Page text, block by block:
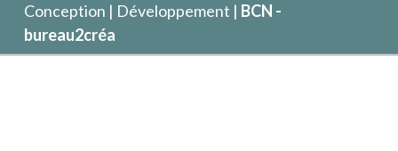
Conception | Développement | BCN -
bureau2créa